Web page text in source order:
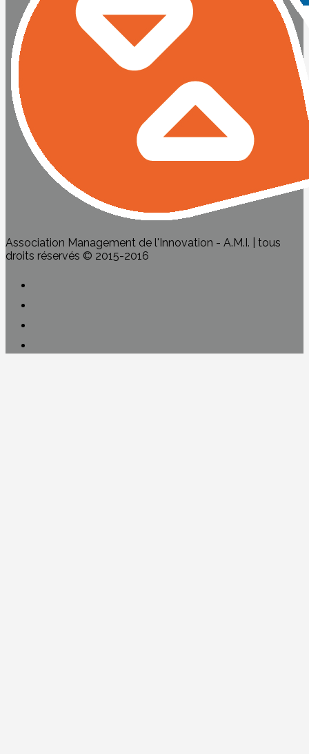
Association Management de l'Innovation - A.M.I. | tous
droits réservés © 2015-2016